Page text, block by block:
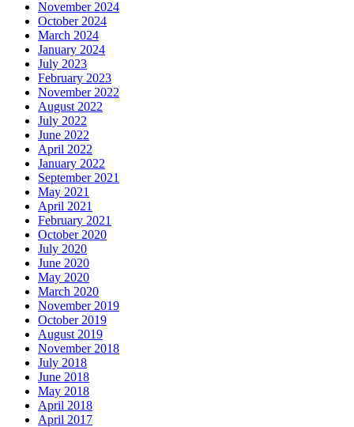
November 2024
October 2024
March 2024
January 2024
July 2023
February 2023
November 2022
August 2022
July 2022
June 2022
April 2022
January 2022
September 2021
May 2021
April 2021
February 2021
October 2020
July 2020
June 2020
May 2020
March 2020
November 2019
October 2019
August 2019
November 2018
July 2018
June 2018
May 2018
April 2018
April 2017